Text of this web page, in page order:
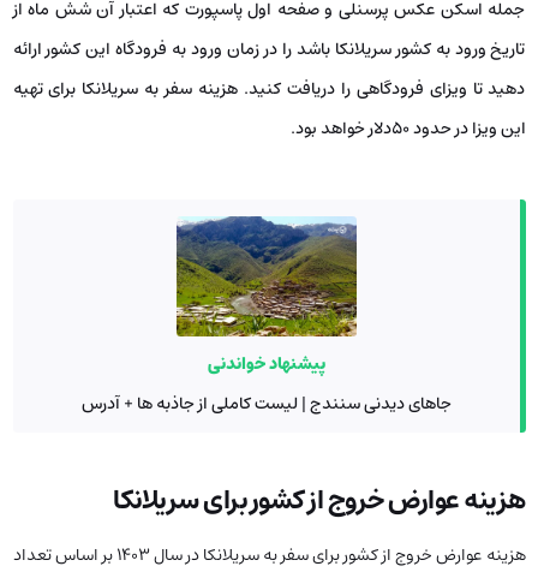
جمله اسکن عکس پرسنلی و صفحه اول پاسپورت که اعتبار آن شش ماه از
تاریخ ورود به کشور سریلانکا باشد را در زمان ورود به فرودگاه این کشور ارائه
دهید تا ویزای فرودگاهی را دریافت کنید. هزینه سفر به سریلانکا برای تهیه
این ویزا در حدود 50دلار خواهد بود.
پیشنهاد خواندنی
جاهای دیدنی سنندج | لیست کاملی از جاذبه ها + آدرس
هزینه عوارض خروج از کشور برای سریلانکا
هزینه عوارض خروج از کشور برای سفر به سریلانکا در سال ۱۴۰۳ بر اساس تعداد